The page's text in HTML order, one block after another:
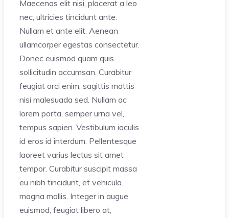
Maecenas elit nisi, placerat a leo
nec, ultricies tincidunt ante.
Nullam et ante elit. Aenean
ullamcorper egestas consectetur.
Donec euismod quam quis
sollicitudin accumsan. Curabitur
feugiat orci enim, sagittis mattis
nisi malesuada sed. Nullam ac
lorem porta, semper urna vel,
tempus sapien. Vestibulum iaculis
id eros id interdum. Pellentesque
laoreet varius lectus sit amet
tempor. Curabitur suscipit massa
eu nibh tincidunt, et vehicula
magna mollis. Integer in augue
euismod, feugiat libero at,